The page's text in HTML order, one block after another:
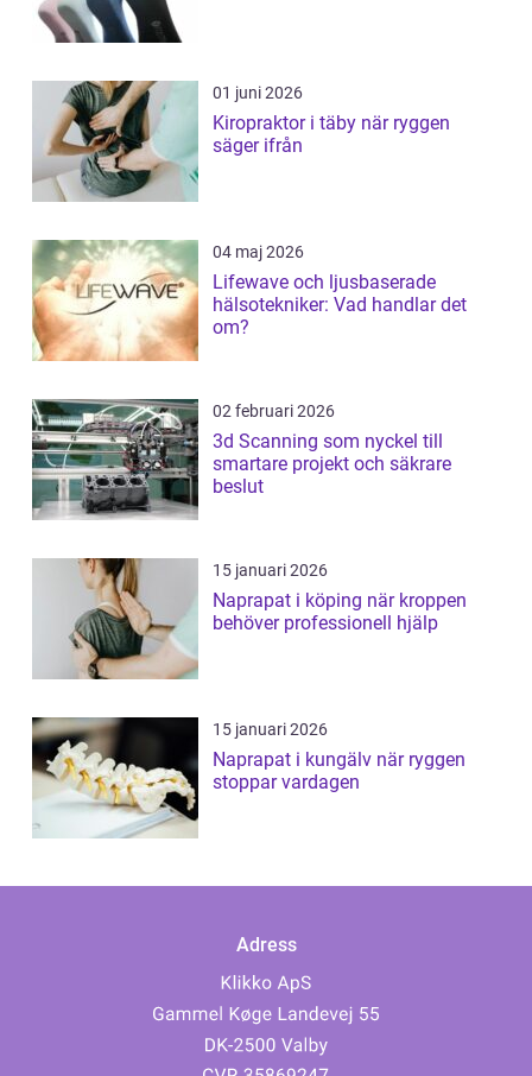
01 juni 2026
Kiropraktor i täby när ryggen
säger ifrån
04 maj 2026
Lifewave och ljusbaserade
hälsotekniker: Vad handlar det
om?
02 februari 2026
3d Scanning som nyckel till
smartare projekt och säkrare
beslut
15 januari 2026
Naprapat i köping när kroppen
behöver professionell hjälp
15 januari 2026
Naprapat i kungälv när ryggen
stoppar vardagen
Adress